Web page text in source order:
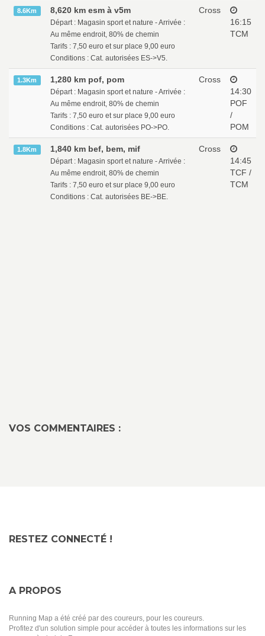
8.6Km 8,620 km esm à v5m
Départ : Magasin sport et nature - Arrivée :
Au même endroit, 80% de chemin
Tarifs : 7,50 euro et sur place 9,00 euro
Conditions : Cat. autorisées ES->V5.
Cross
16:15
TCM
1.3Km 1,280 km pof, pom
Départ : Magasin sport et nature - Arrivée :
Au même endroit, 80% de chemin
Tarifs : 7,50 euro et sur place 9,00 euro
Conditions : Cat. autorisées PO->PO.
Cross
14:30
POF
/
POM
1.8Km 1,840 km bef, bem, mif
Départ : Magasin sport et nature - Arrivée :
Au même endroit, 80% de chemin
Tarifs : 7,50 euro et sur place 9,00 euro
Conditions : Cat. autorisées BE->BE.
Cross
14:45
TCF /
TCM
VOS COMMENTAIRES :
RESTEZ CONNECTÉ !
A PROPOS
Running Map a été créé par des coureurs, pour les coureurs.
Profitez d'un solution simple pour accéder à toutes les informations sur les